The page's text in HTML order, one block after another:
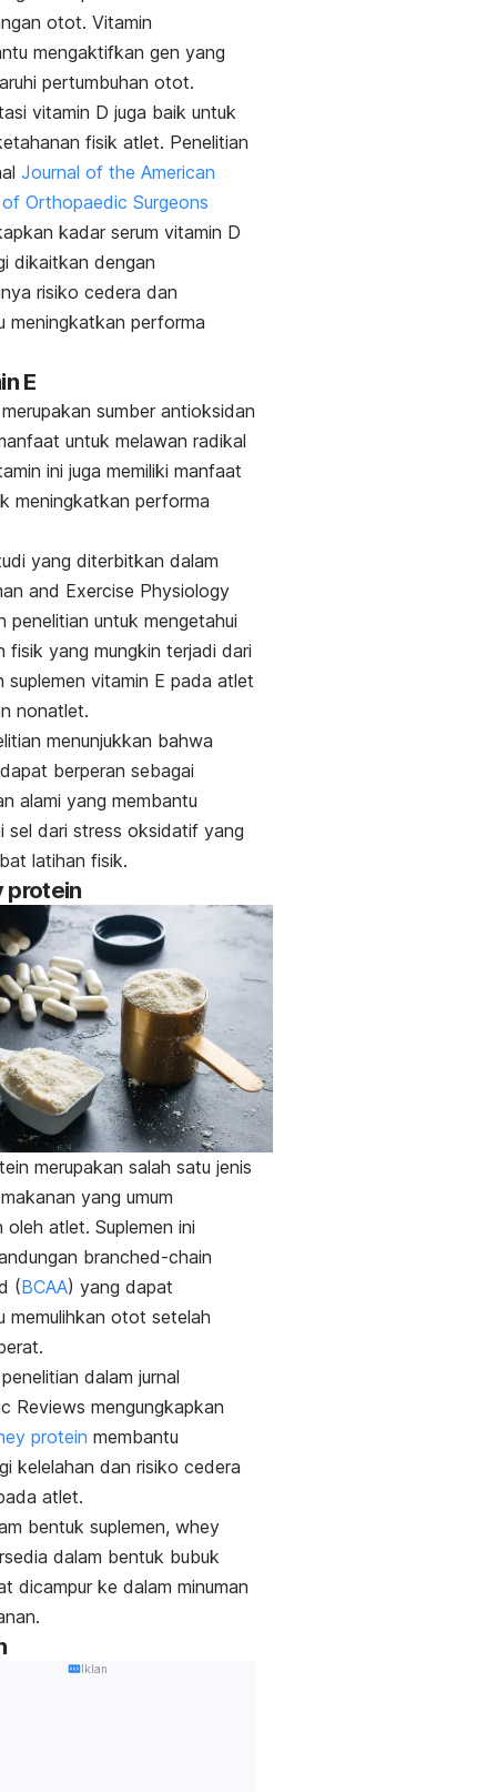
otot. Vitamin
mengaktifkan gen yang
pertumbuhan otot.
vitamin D juga baik untuk
fisik atlet. Penelitian
Journal of the American
Orthopaedic Surgeons
kadar serum vitamin D
dikaitkan dengan
risiko cedera dan
meningkatkan performa
E
sumber antioksidan
untuk melawan radikal
ini juga memiliki manfaat
meningkatkan performa
yang diterbitkan dalam
and Exercise Physiology
penelitian untuk mengetahui
fisik yang mungkin terjadi dari
suplemen vitamin E pada atlet
nonatlet.
menunjukkan bahwa
berperan sebagai
alami yang membantu
sel dari stress oksidatif yang
latihan fisik.
protein
merupakan salah satu jenis
yang umum
oleh atlet. Suplemen ini
branched-chain
(BCAA) yang dapat
memulihkan otot setelah
dalam jurnal
Reviews mengungkapkan
protein membantu
kelelahan dan risiko cedera
atlet.
bentuk suplemen, whey
dalam bentuk bubuk
dicampur ke dalam minuman
Iklan